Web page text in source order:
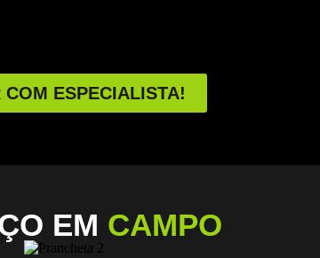
COM ESPECIALISTA!
EM CAMPO